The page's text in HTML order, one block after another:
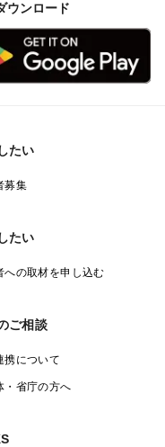
ウンロード
たい
募集
たい
への取材を申し込む
ご相談
携について
・省庁の方へ